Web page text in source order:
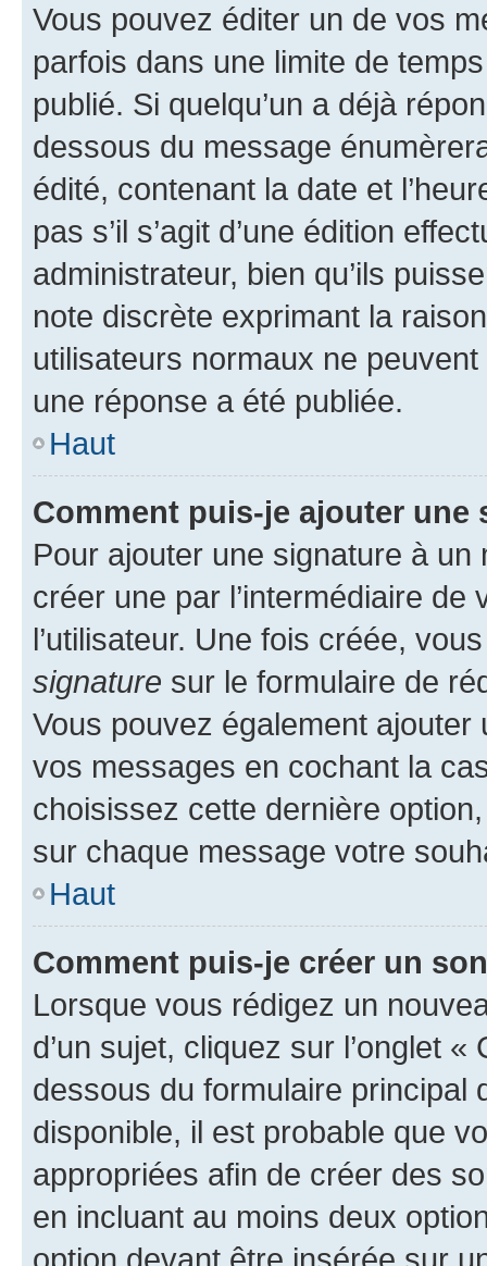
Vous pouvez éditer un de vos
parfois dans une limite de
publié. Si quelqu’un a déjà
dessous du message
édité, contenant la date et
pas s’il s’agit d’une édition
administrateur, bien qu’ils
note discrète exprimant la
utilisateurs normaux ne
une réponse a été publiée.
Haut
Comment puis-je ajouter une
Pour ajouter une signature à un
créer une par l’intermédiaire
l’utilisateur. Une fois créée,
signature sur le formulaire de
Vous pouvez également
vos messages en cochant la
choisissez cette dernière
sur chaque message votre
Haut
Comment puis-je créer un
Lorsque vous rédigez un
d’un sujet, cliquez sur l’onglet
dessous du formulaire principal
disponible, il est probable que
appropriées afin de créer des
en incluant au moins deux